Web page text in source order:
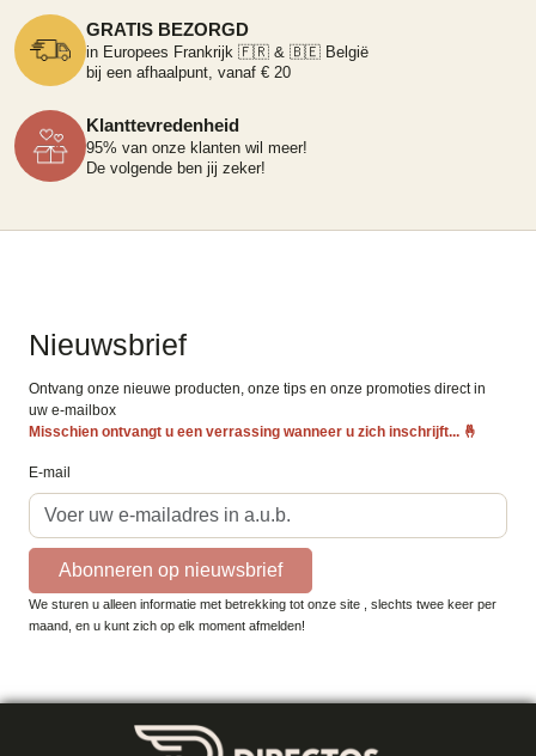
GRATIS BEZORGD
in Europees Frankrijk 🇫🇷 & 🇧🇪 België
bij een afhaalpunt, vanaf € 20
Klanttevredenheid
95% van onze klanten wil meer!
De volgende ben jij zeker!
Nieuwsbrief
Ontvang onze nieuwe producten, onze tips en onze promoties direct in
uw e-mailbox
Misschien ontvangt u een verrassing wanneer u zich inschrijft... 🤞
E-mail
Abonneren op nieuwsbrief
We sturen u alleen informatie met betrekking tot onze site , slechts twee keer per
maand, en u kunt zich op elk moment afmelden!